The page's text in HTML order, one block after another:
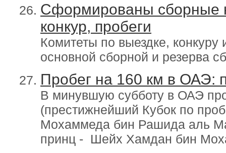
Сформированы сборные
конкур, пробеги
Комитеты по выездке,
основной сборной и резерва
Пробег на 160 км в ОАЭ:
В минувшую субботу в ОАЭ
(престижнейший Кубок по
Мохаммеда бин Рашида аль
принц - Шейх Хамдан бин